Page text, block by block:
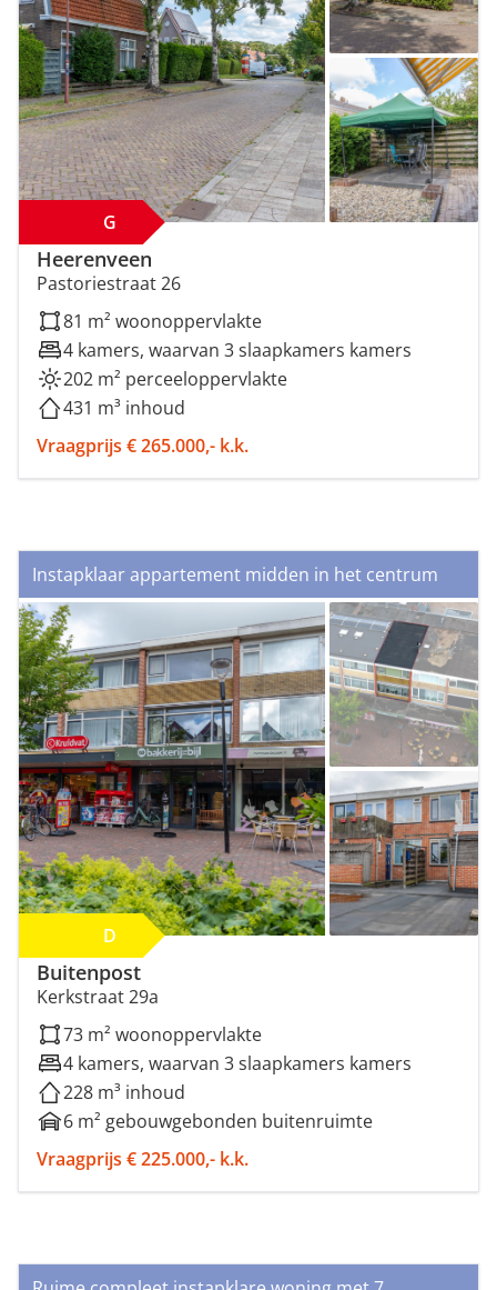
G
Heerenveen
Pastoriestraat 26
81 m² woonoppervlakte
4 kamers, waarvan 3 slaapkamers kamers
202 m² perceeloppervlakte
431 m³ inhoud
Vraagprijs € 265.000,- k.k.
Instapklaar appartement midden in het centrum
D
Buitenpost
Kerkstraat 29a
73 m² woonoppervlakte
4 kamers, waarvan 3 slaapkamers kamers
228 m³ inhoud
6 m² gebouwgebonden buitenruimte
Vraagprijs € 225.000,- k.k.